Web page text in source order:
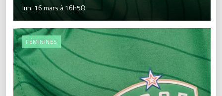
lun. 16 mars à 16h58
FÉMININES